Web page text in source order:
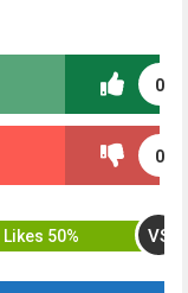
0
0
50% Likes VS